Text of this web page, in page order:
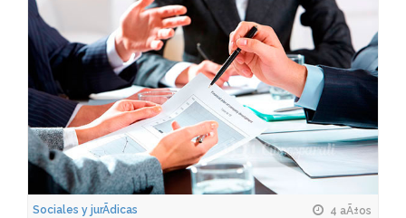
Sociales y jurÃ­dicas 4 aÃ±os